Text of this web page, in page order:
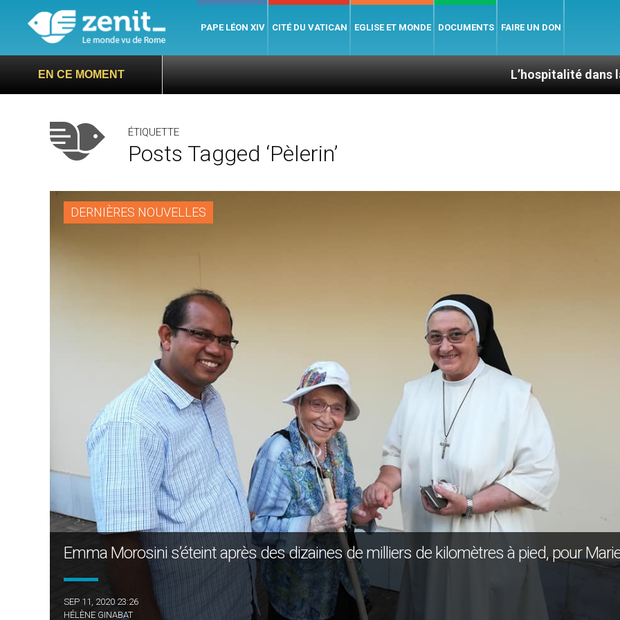
PAPE LÉON XIV CITÉ DU VATICAN EGLISE ET MONDE DOCUMENTS FAIRE UN DON
EN CE MOMENT L’hospitalité dans la Bible
ÉTIQUETTE
Posts Tagged ‘pèlerin’
DERNIÈRES NOUVELLES
Emma Morosini s’éteint après des dizaines de milliers de kilomètres à pied, pour
SEP 11, 2020 23:26
HÉLÈNE GINABAT